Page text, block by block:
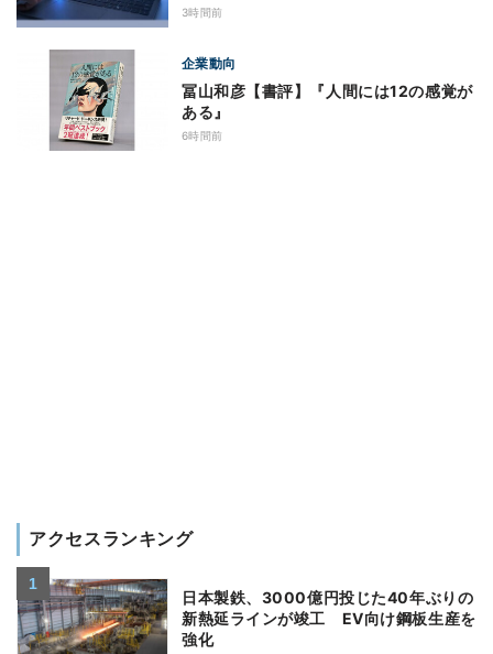
3時間前
企業動向
冨山和彦【書評】『人間には12の感覚が
ある』
6時間前
アクセスランキング
日本製鉄、3000億円投じた40年ぶりの
新熱延ラインが竣工 EV向け鋼板生産を
強化